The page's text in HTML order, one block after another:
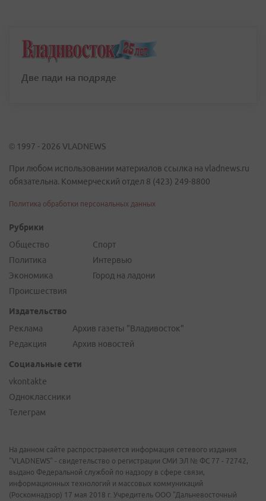
Две пади на подряде
© 1997 - 2026 VLADNEWS
При любом использовании материалов ссылка на vladnews.ru
обязательна. Коммерческий отдел 8 (423) 249-8800
Политика обработки персональных данных
Рубрики
Общество
Политика
Экономика
Происшествия
Спорт
Интервью
Город на ладони
Издательство
Реклама
Редакция
Архив газеты "Владивосток"
Архив новостей
Социальные сети
vkontakte
Одноклассники
Телеграм
На данном сайте распространяется информация сетевого издания
"VLADNEWS" - свидетельство о регистрации СМИ ЭЛ № ФС 77 - 72742,
выдано Федеральной службой по надзору в сфере связи,
информационных технологий и массовых коммуникаций
(Роскомнадзор) 17 мая 2018 г. Учредитель ООО "Дальневосточный